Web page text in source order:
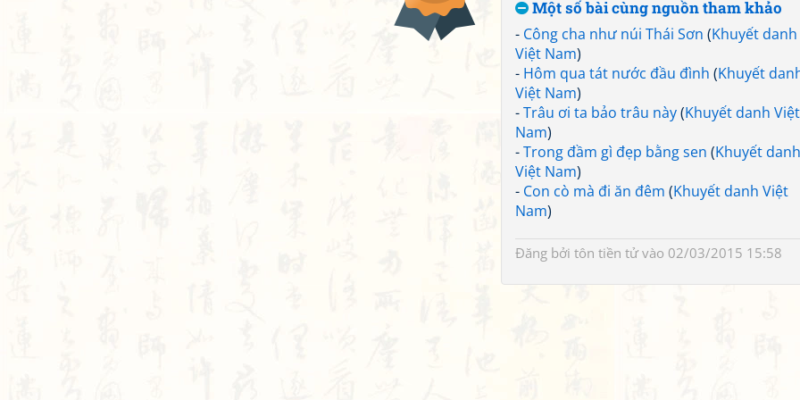
Một số bài cùng nguồn tham khảo
- Công cha như núi Thái Sơn (Khuyết danh
Việt Nam)
- Hôm qua tát nước đầu đình (Khuyết
Việt Nam)
-Trâu ơi ta bảo trâu này(Khuyết danh Việt
Nam)
-Trong đầm gì đẹp bằng sen (Khuyết danh
Việt Nam)
- Con cò mà đi ăn đêm (Khuyết danh Việt
Nam)
Đăng bởi tôn tiền tửvào 02/03/2015 15:58